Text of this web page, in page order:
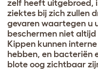
zelf heeft uitgebroed,
ziektes bij zich zullen
gevaren waartegen u
beschermen niet
Kippen kunnen
hebben, en bacteriën
blote oog zichtbaar